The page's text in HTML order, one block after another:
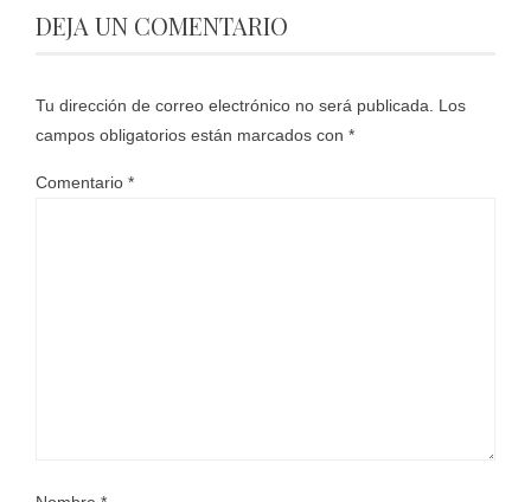
DEJA UN COMENTARIO
Tu dirección de correo electrónico no será publicada. Los
campos obligatorios están marcados con *
Comentario *